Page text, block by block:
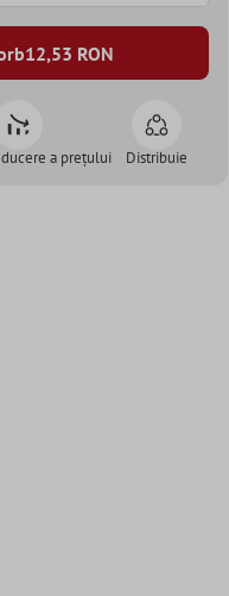
12,53 RON
a prețului Distribuie